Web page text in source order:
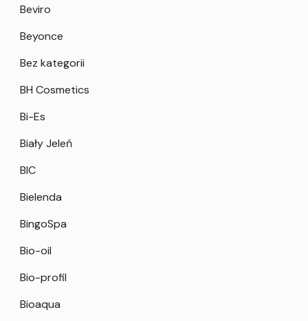
Beviro
Beyonce
Bez kategorii
BH Cosmetics
Bi-Es
Biały Jeleń
BIC
Bielenda
BingoSpa
Bio-oil
Bio-profil
Bioaqua